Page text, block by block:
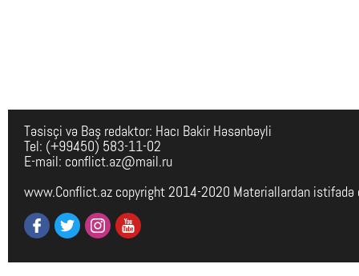
Təsisçi və Baş redaktor: Hacı Bakir Həsənbəyli
Tel: (+99450) 583-11-02
E-mail: conflict.az@mail.ru
www.Conflict.az copyright 2014-2020 Materiallardan istifadə